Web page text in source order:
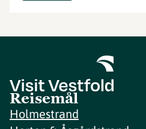
Reisemål
Holmestrand